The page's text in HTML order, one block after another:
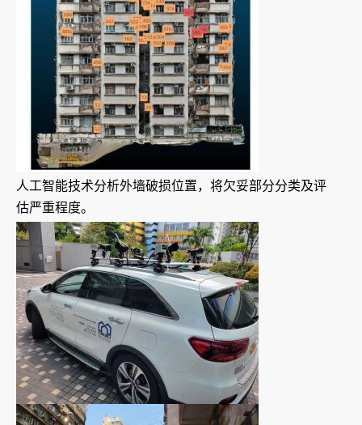
人工智能技术分析外墙破损位置，将欠妥部分分类及评
估严重程度。